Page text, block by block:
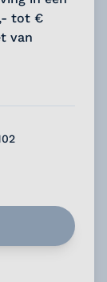
tot €
van